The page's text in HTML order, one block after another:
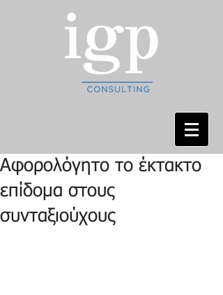
Αφορολόγητο το έκτακτο
επίδομα στους
συνταξιούχους